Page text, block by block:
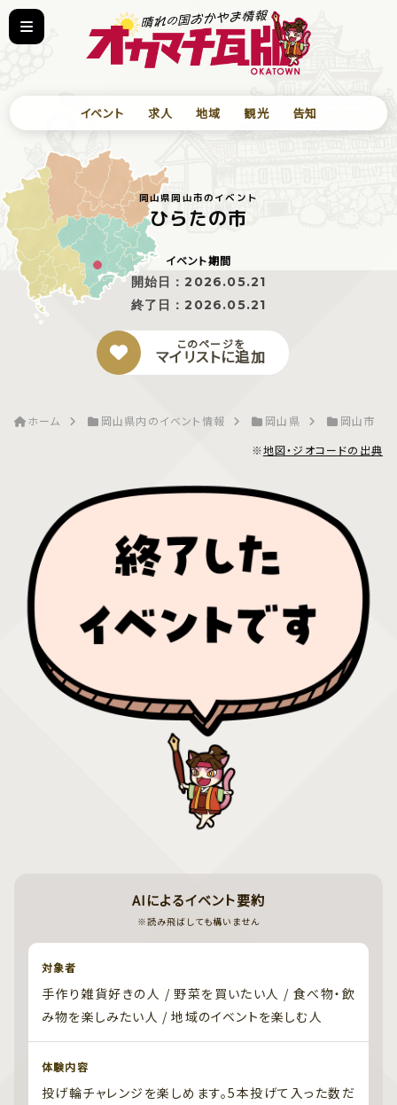
イベント 求人 地域 観光 告知
岡山県岡山市のイベント
ひらたの市
イベント期間
開始日：2026.05.21
終了日：2026.05.21
このページを
マイリストに追加
ホーム 岡山県内のイベント情報 岡山県
岡山市
※地図・ジオコードの出典
AIによるイベント要約
※読み飛ばしても構いません
対象者
手作り雑貨好きの人 / 野菜を買いたい人 / 食べ物・飲
み物を楽しみたい人 / 地域のイベントを楽しむ人
体験内容
投げ輪チャレンジを楽しめます。5本投げて入った数だ